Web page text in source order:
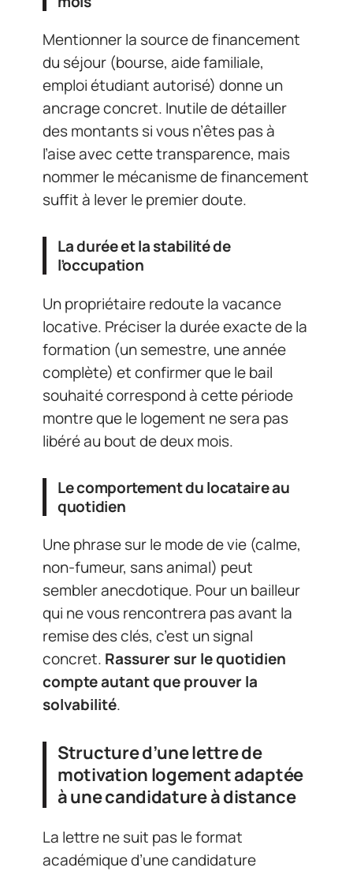
Mentionner la source de financement
du séjour (bourse, aide familiale,
emploi étudiant autorisé) donne un
ancrage concret. Inutile de détailler
des montants si vous n’êtes pas à
l’aise avec cette transparence, mais
nommer le mécanisme de financement
suffit à lever le premier doute.
La durée et la stabilité de
l’occupation
Un propriétaire redoute la vacance
locative. Préciser la durée exacte de la
formation (un semestre, une année
complète) et confirmer que le bail
souhaité correspond à cette période
montre que le logement ne sera pas
libéré au bout de deux mois.
Le comportement du locataire au
quotidien
Une phrase sur le mode de vie (calme,
non-fumeur, sans animal) peut
sembler anecdotique. Pour un bailleur
qui ne vous rencontrera pas avant la
remise des clés, c’est un signal
concret. Rassurer sur le quotidien
compte autant que prouver la
solvabilité.
Structure d’une lettre de
motivation logement adaptée
à une candidature à distance
La lettre ne suit pas le format
académique d’une candidature